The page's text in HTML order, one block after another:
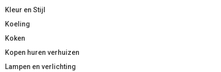
Kleur en Stijl
Koeling
Koken
Kopen huren verhuizen
Lampen en verlichting